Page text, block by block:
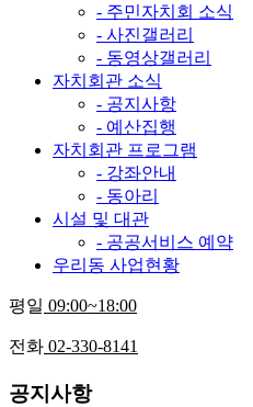
- 주민자치회 소식
- 사진갤러리
- 동영상갤러리
자치회관 소식
- 공지사항
- 예산집행
자치회관 프로그램
- 강좌안내
- 동아리
시설 및 대관
- 공공서비스 예약
우리동 사업현황
평일 09:00~18:00
전화 02-330-8141
공지사항